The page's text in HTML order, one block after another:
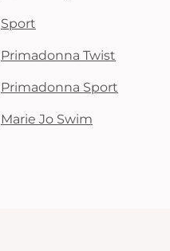
Sport
Primadonna Twist
Primadonna Sport
Marie Jo Swim